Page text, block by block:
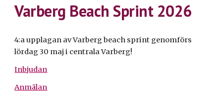
Varberg Beach Sprint 2026
4:a upplagan av Varberg beach sprint genomförs
lördag 30 maj i centrala Varberg!
Inbjudan
Anmälan